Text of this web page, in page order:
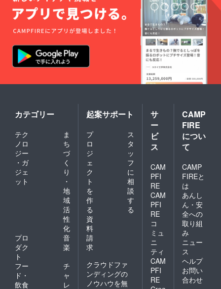
カテゴリー
テク
ノロ
ジー
・ガ
ジェ
ット
ま
ち
づ
く
り
・
地
域
活
性
化
プロ
ダク
ト
音
楽
フー
ド・
飲食
チ
ャ
レ
起案サポート
プ
ロ
ジ
ェ
ク
ト
を
作
る
ス
タ
ッ
フ
に
相
談
す
る
資
料
請
求
クラウドファ
ンディングの
ノウハウを無
サ
ー
ビ
ス
CAM
PFI
RE
CAM
PFI
RE
コ
ミュ
ニ
ティ
CAM
PFI
RE
CAMP
FIRE
につい
て
CAMP
FIREと
は
あんし
ん・安
全への
取り組
み
ニュー
ス
ヘルプ
お問い
合わせ